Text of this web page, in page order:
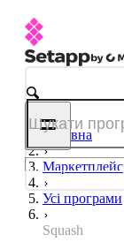
Головна
Маркетплейс
Усі програми
Squash